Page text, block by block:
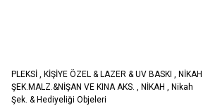
PLEKSİ , KİŞİYE ÖZEL & LAZER & UV BASKI , NİKAH
ŞEK.MALZ.&NİŞAN VE KINA AKS. , NİKAH , Nikah
Şek. & Hediyeliği Objeleri